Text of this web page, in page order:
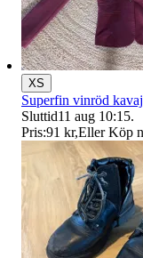
XS
Superfin vinröd
Sluttid11 aug 10:15.
Pris:91 kr,Eller Köp